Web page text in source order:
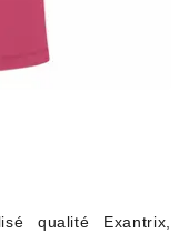
qualité Exantrix,